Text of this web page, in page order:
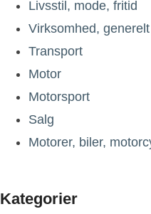
Livsstil, mode, fritid
Virksomhed, generelt
Transport
Motor
Motorsport
Salg
Motorer, biler,
Kategorier